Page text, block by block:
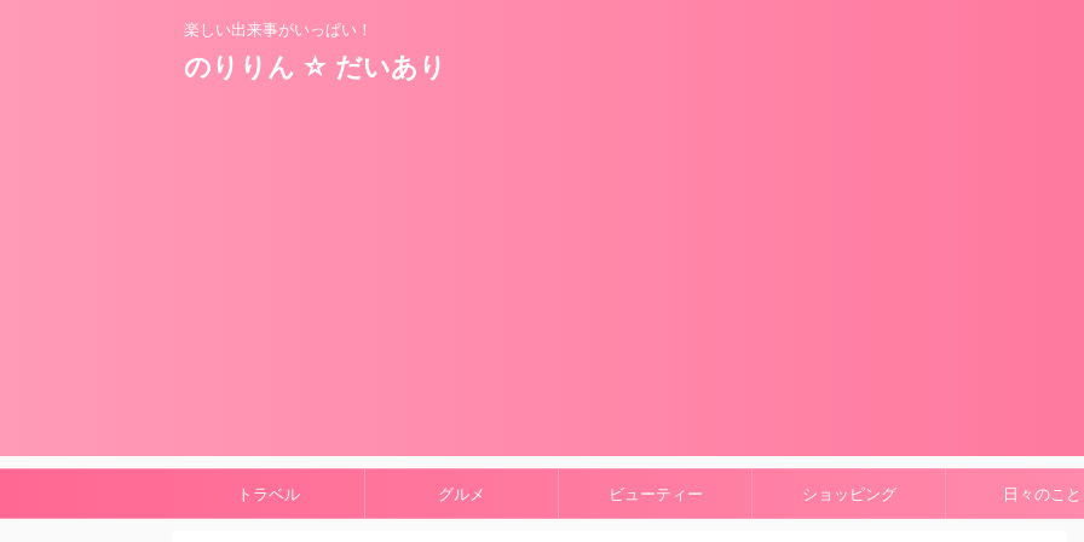
楽しい出来事がいっぱい！
のりりん ☆ だいあり
トラベル グルメ ビューティー ショッピング 日々のこと